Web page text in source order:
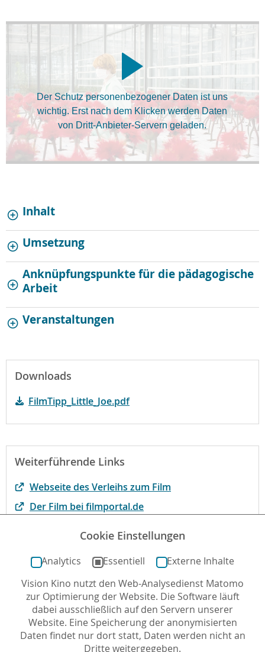
Der Schutz personenbezogener Daten ist uns
wichtig. Erst nach dem Klicken werden Daten
von Dritt-Anbieter-Servern geladen.
Inhalt
Umsetzung
Anknüpfungspunkte für die pädagogische
Arbeit
Veranstaltungen
Downloads
FilmTipp_Little_Joe.pdf
Weiterführende Links
Webseite des Verleihs zum Film
Der Film bei filmportal.de
Autor*in: Dörthe Gromes , 09.12.2019 , letzte
Aktualisierung: 18.12.2019
Cookie Einstellungen
Analytics Essentiell
Externe Inhalte
Vision Kino nutzt den Web-Analysedienst Matomo
zur Optimierung der Website. Die Software läuft
dabei ausschließlich auf den Servern unserer
Website. Eine Speicherung der anonymisierten
Daten findet nur dort statt, Daten werden nicht an
Dritte weitergegeben.